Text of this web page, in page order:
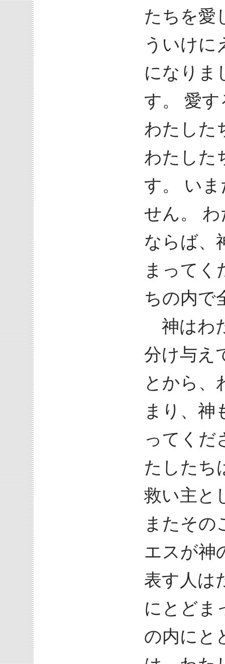
たちを愛
ういけに
になりま
す。 愛
わたした
わたした
す。 い
せん。
ならば、
まってく
ちの内で
神はわ
分け与え
とから、
まり、神
ってくだ
たしたち
救い主と
またその
エスが神
表す人は
にとどま
の内にと